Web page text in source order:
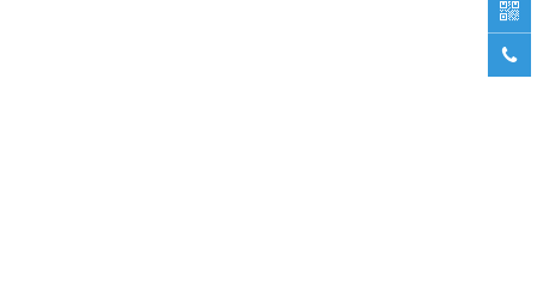

